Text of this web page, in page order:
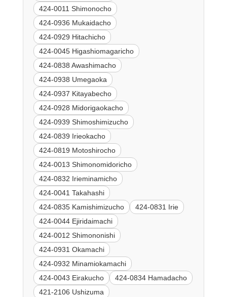
424-0011 Shimonocho
424-0936 Mukaidacho
424-0929 Hitachicho
424-0045 Higashiomagaricho
424-0838 Awashimacho
424-0938 Umegaoka
424-0937 Kitayabecho
424-0928 Midorigaokacho
424-0939 Shimoshimizucho
424-0839 Irieokacho
424-0819 Motoshirocho
424-0013 Shimonomidoricho
424-0832 Irieminamicho
424-0041 Takahashi
424-0835 Kamishimizucho
424-0831 Irie
424-0044 Ejiridaimachi
424-0012 Shimononishi
424-0931 Okamachi
424-0932 Minamiokamachi
424-0043 Eirakucho
424-0834 Hamadacho
421-2106 Ushizuma